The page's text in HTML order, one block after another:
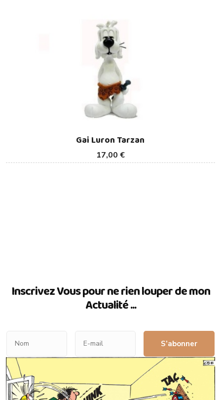
17,00 €
Gai Luron Tarzan
Inscrivez Vous pour ne rien louper de mon
Actualité ...
S’abonner